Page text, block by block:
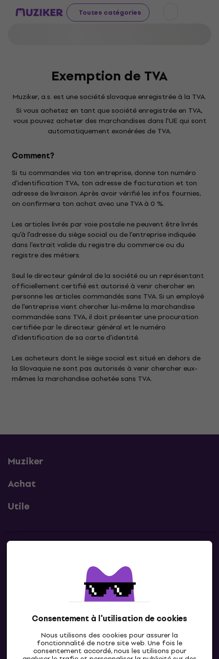
Toutes catégories
Consentement à l'utilisation de cookies
Nous utilisons des cookies pour assurer la
fonctionnalité de notre site web. Une fois le
consentement accordé, nous les utilisons pour
Exemption de TVA
Muziker, a.s. est une société slovaque enregistrée à la TVA.
Si vous achetez en tant que société enregistrée en TVA,
vous pouvez acheter des marchandises dans l'UE qui sont
automatiquement exonérées de TVA.
Comment?
Si tu commandes via ton entreprise, donne ton numéro
d'identification TVA, ton adresse de facturation et ton
adresse de livraison. Après avoir vérifié les infos fournies,
on confirmera ton achat avec une TVA à 0 %.
Les articles livrés par voie postale ne peuvent être livrés
qu'à l'adresse du siège social ou de l'entreprise indiquée
dans l'extrait valide du registre du commerce ou du
registre des métiers.
Seul le directeur général de la société ou un représentant
officiellement certifié est autorisé à venir chercher en
personne les articles commandés sans TVA. Si un employé
de l'entreprise vient chercher lui-même la marchandise
commandée sans TVA, il doit présenter une procuration
certifiée par le directeur général et le numéro
d'identification de sa carte d'identité.
Les acheteurs dont le siège social est situé en dehors de
la Slovaquie ne sont pas autorisés à venir chercher eux-
mêmes la marchandise achetée sans TVA.
Muziker
Achat
Utile
Contacte nous